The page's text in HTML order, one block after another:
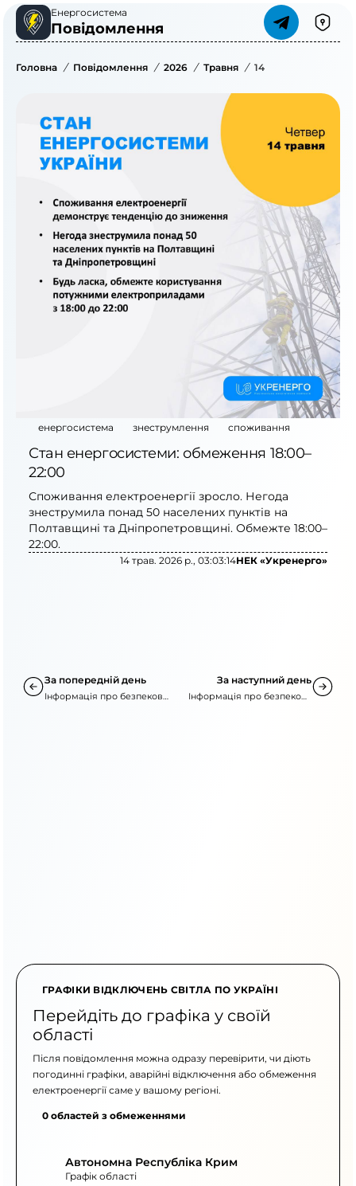
Енергосистема
Повідомлення
Головна / Повідомлення / 2026 / Травня / 14
енергосистема знеструмлення споживання
Стан енергосистеми: обмеження 18:00–
22:00
Споживання електроенергії зросло. Негода
знеструмила понад 50 населених пунктів на
Полтавщині та Дніпропетровщині. Обмежте 18:00–
22:00.
14 трав. 2026 р., 03:03:14НЕК «Укренерго»
За попередній день
Інформація про безпекову
За наступний день
Інформація про безпекову
ГРАФІКИ ВІДКЛЮЧЕНЬ СВІТЛА ПО УКРАЇНІ
Перейдіть до графіка у своїй
області
Після повідомлення можна одразу перевірити, чи діють
погодинні графіки, аварійні відключення або обмеження
електроенергії саме у вашому регіоні.
0 областей з обмеженнями
Автономна Республіка Крим
Графік області